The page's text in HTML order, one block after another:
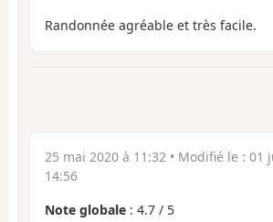
Randonnée agréable et très facile.
25 mai 2020 à 11:32 • Modifié le : 01
14:56
Note globale : 4.7 / 5